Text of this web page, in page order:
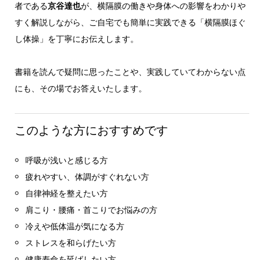
者である京谷達也が、横隔膜の働きや身体への影響をわかりや
すく解説しながら、ご自宅でも簡単に実践できる「横隔膜ほぐ
し体操」を丁寧にお伝えします。
書籍を読んで疑問に思ったことや、実践していてわからない点
にも、その場でお答えいたします。
このような方におすすめです
呼吸が浅いと感じる方
疲れやすい、体調がすぐれない方
自律神経を整えたい方
肩こり・腰痛・首こりでお悩みの方
冷えや低体温が気になる方
ストレスを和らげたい方